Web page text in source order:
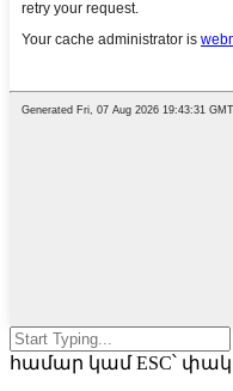
համար կամ ESC՝